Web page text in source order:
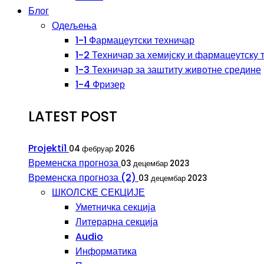
Блог
Одељења
1-1 Фармацеутски техничар
1-2 Техничар за хемијску и фармацеутску
1-3 Техничар за заштиту животне средине
1-4 Фризер
LATEST POST
Projekti1 04 фебруар 2026
Временска прогноза 03 децембар 2023
Временска прогноза (2) 03 децембар 2023
ШКОЛСКЕ СЕКЦИЈЕ
Уметничка секција
Литерарна секција
Audio
Информатика